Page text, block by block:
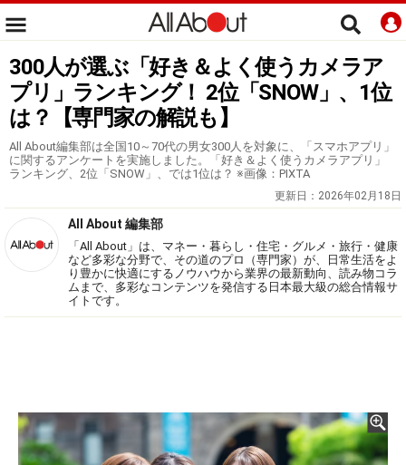
300人が選ぶ「好き＆よく使うカメラア
プリ」ランキング！ 2位「SNOW」、1位
は？【専門家の解説も】
All About編集部は全国10～70代の男女300人を対象に、「スマホアプリ」
に関するアンケートを実施しました。「好き＆よく使うカメラアプリ」
ランキング、2位「SNOW」、では1位は？ ※画像：PIXTA
更新日： 2026年02月18日
All About 編集部
「All About」は、マネー・暮らし・住宅・グルメ・旅行・健康
など多彩な分野で、その道のプロ（専門家）が、日常生活をよ
り豊かに快適にするノウハウから業界の最新動向、読み物コラ
ムまで、多彩なコンテンツを発信する日本最大級の総合情報サ
イトです。